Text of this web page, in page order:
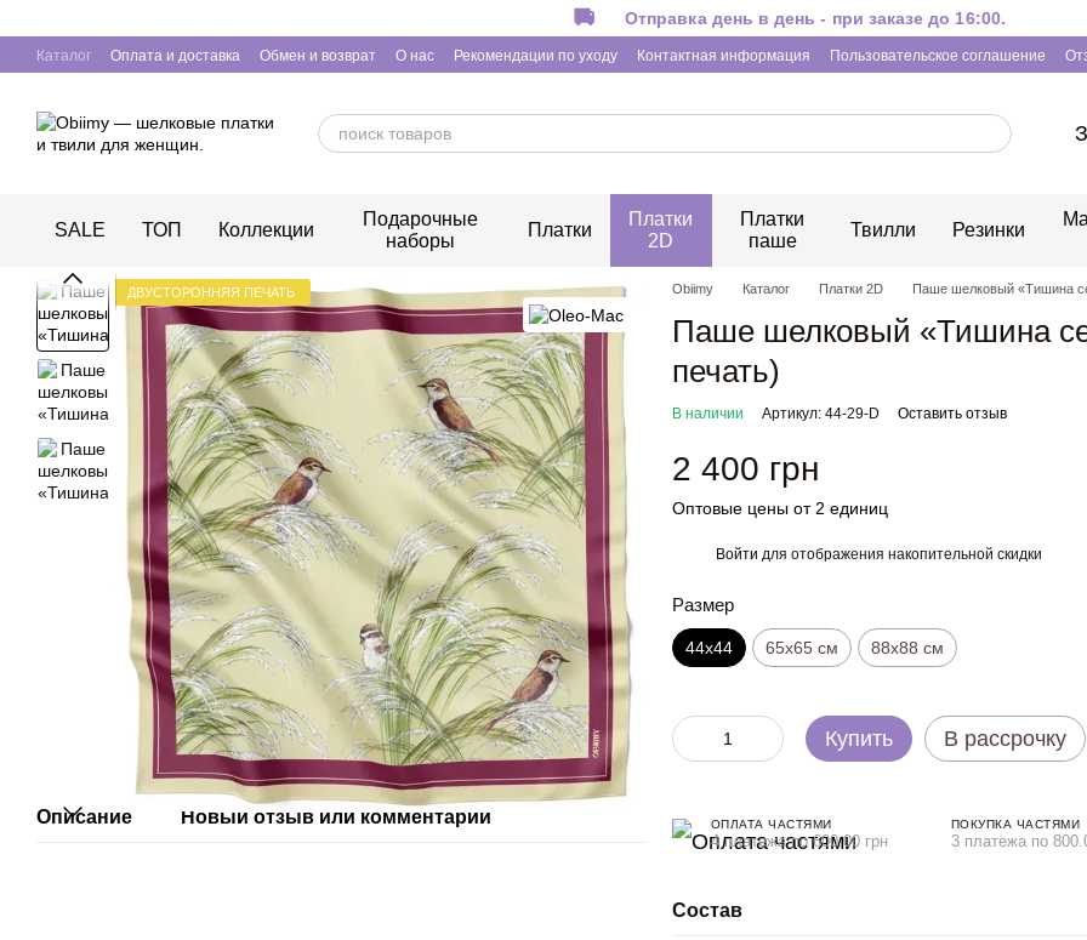
Отправка день в день - при заказе до 16:00.
Каталог Оплата и доставка Обмен и возврат О нас Рекомендации по уходу Контактная информация Пользовательское соглашение
SALE ТОП Коллекции
Подарочные
наборы
Платки
Платки
2D
Платки
паше
Твилли Резинки
ДВУСТОРОННЯЯ ПЕЧАТЬ
Описание Новый отзыв или комментарий
Obiimy Каталог Платки 2D Паше шелковый «Тишина
Паше шелковый «Тишина
печать)
В наличии Артикул: 44-29-D Оставить отзыв
2 400 грн
Оптовые цены от 2 единиц
Войти для отображения накопительной скидки
Размер
44х44 65x65 см 88x88 см
Купить В рассрочку
ОПЛАТА ЧАСТЯМИ
4 платежа по 600.00 грн
ПОКУПКА ЧАСТЯМИ
3 платежа по
Состав